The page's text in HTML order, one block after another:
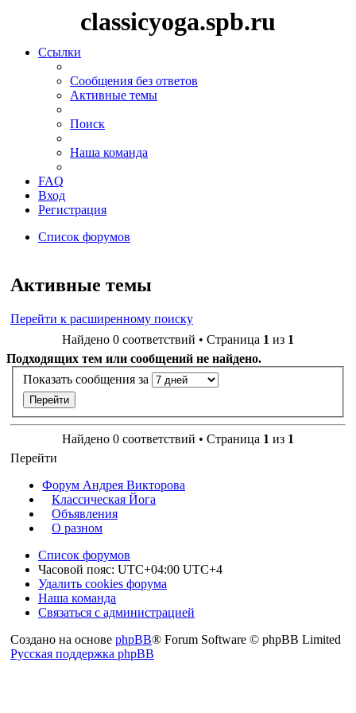
classicyoga.spb.ru
Ссылки
Сообщения без ответов
Активные темы
Поиск
Наша команда
FAQ
Вход
Регистрация
Список форумов
Активные темы
Перейти к расширенному поиску
Найдено 0 соответствий • Страница 1 из 1
Подходящих тем или сообщений не найдено.
Показать сообщения за
Найдено 0 соответствий • Страница 1 из 1
Перейти
Форум Андрея Викторова
Классическая Йога
Объявления
О разном
Список форумов
Часовой пояс: UTC+04:00 UTC+4
Удалить cookies форума
Наша команда
Связаться с администрацией
Создано на основе phpBB® Forum Software © phpBB Limited
Русская поддержка phpBB